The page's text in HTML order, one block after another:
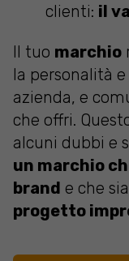
clienti: il
Il tuo marchio
la personalità
azienda, e
che offri.
alcuni dubbi e
un marchio
brand e che sia
progetto